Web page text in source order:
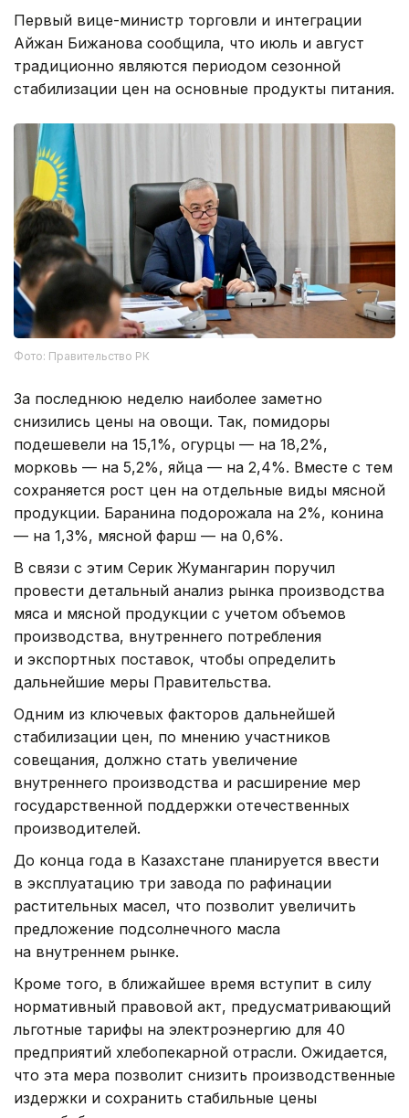
Первый вице-министр торговли и интеграции
Айжан Бижанова сообщила, что июль и август
традиционно являются периодом сезонной
стабилизации цен на основные продукты питания.
Фото: Правительство РК
За последнюю неделю наиболее заметно
снизились цены на овощи. Так, помидоры
подешевели на 15,1%, огурцы — на 18,2%,
морковь — на 5,2%, яйца — на 2,4%. Вместе с тем
сохраняется рост цен на отдельные виды мясной
продукции. Баранина подорожала на 2%, конина
— на 1,3%, мясной фарш — на 0,6%.
В связи с этим Серик Жумангарин поручил
провести детальный анализ рынка производства
мяса и мясной продукции с учетом объемов
производства, внутреннего потребления
и экспортных поставок, чтобы определить
дальнейшие меры Правительства.
Одним из ключевых факторов дальнейшей
стабилизации цен, по мнению участников
совещания, должно стать увеличение
внутреннего производства и расширение мер
государственной поддержки отечественных
производителей.
До конца года в Казахстане планируется ввести
в эксплуатацию три завода по рафинации
растительных масел, что позволит увеличить
предложение подсолнечного масла
на внутреннем рынке.
Кроме того, в ближайшее время вступит в силу
нормативный правовой акт, предусматривающий
льготные тарифы на электроэнергию для 40
предприятий хлебопекарной отрасли. Ожидается,
что эта мера позволит снизить производственные
издержки и сохранить стабильные цены